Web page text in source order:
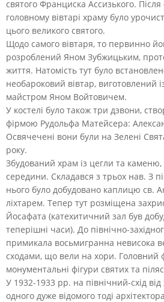
святого Франциска Ассизького.
головному вівтарі храму було
цього великого святого.
Щодо самого вівтаря, то первинно
розроблений Яном Зубжицьким,
життя. Натомість тут було
необароковий вівтар, виготовлений
майстром Яном Войтовичем.
У костелі було також три дзвони,
фірмою Рудольфа Матейсера:
Освячечені вони були на Зелені
року.
Збудований храм із цегли та
середини. Складався з трьох нав. З
нього було добудовано каплицю св.
ліхтарем. Тепер тут розміщена
Йосафата (катехитичний зал був
теперішні часи). До північно-
примикала восьмигранна невисока
сходами, що вели на хори. Головний
монументальні фігури святих та
У 1932-1933 рр. на північний-схід
одного дуже відомого тоді